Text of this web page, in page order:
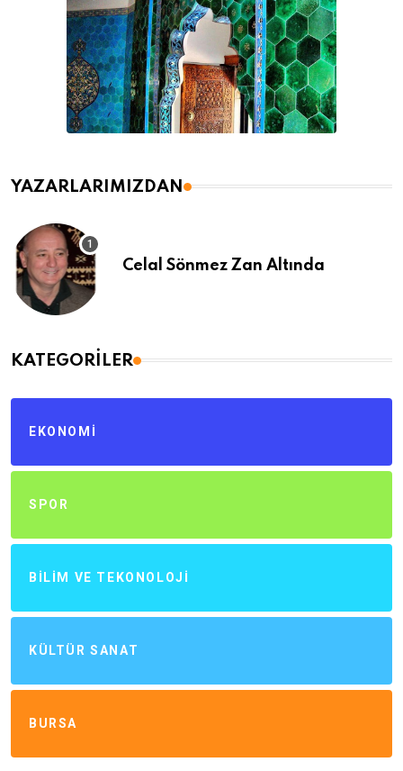
YAZARLARIMIZDAN
Celal Sönmez Zan Altında
KATEGORILER
EKONOMI
SPOR
BILIM VE TEKONOLOJI
KÜLTÜR SANAT
BURSA